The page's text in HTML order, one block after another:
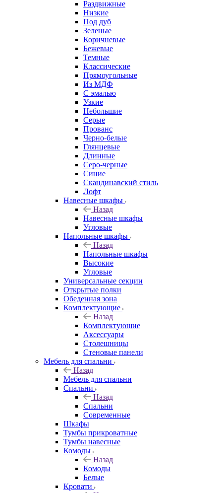
Раздвижные
Низкие
Под дуб
Зеленые
Коричневые
Бежевые
Темные
Классические
Прямоугольные
Из МДФ
С эмалью
Узкие
Небольшие
Серые
Прованс
Черно-белые
Глянцевые
Длинные
Серо-черные
Синие
Скандинавский стиль
Лофт
Навесные шкафы
Назад
Навесные шкафы
Угловые
Напольные шкафы
Назад
Напольные шкафы
Высокие
Угловые
Универсальные секции
Открытые полки
Обеденная зона
Комплектующие
Назад
Комплектующие
Аксессуары
Столешницы
Стеновые панели
Мебель для спальни
Назад
Мебель для спальни
Спальни
Назад
Спальни
Современные
Шкафы
Тумбы прикроватные
Тумбы навесные
Комоды
Назад
Комоды
Белые
Кровати